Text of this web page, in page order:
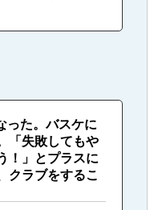
った。バスケに
「失敗してもや
！」とプラスに
クラブをするこ